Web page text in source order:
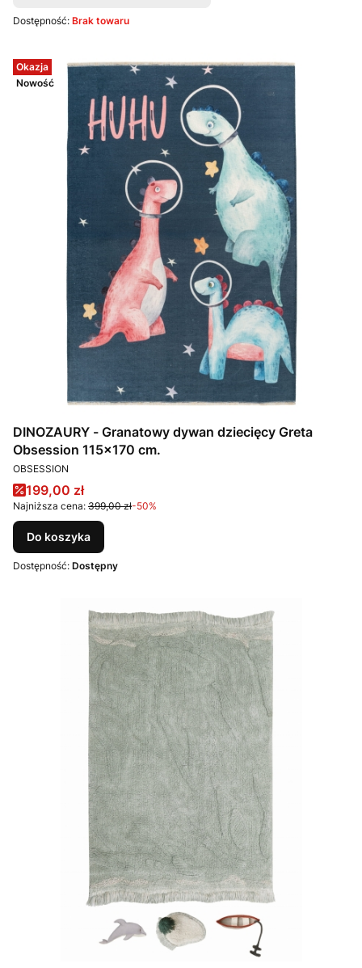
Dostępność: Brak towaru
Okazja
Nowość
DINOZAURY - Granatowy dywan dziecięcy Greta
Obsession 115x170 cm.
PRODUCENT
OBSESSION
Cena promocyjna
199,00 zł
Najniższa cena: 399,00 zł-50%
Do koszyka
Dostępność: Dostępny